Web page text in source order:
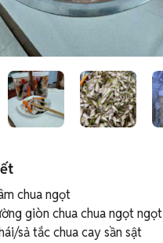
chua ngọt
giòn chua chua ngọt ngọt
sả tắc chua cay sần sật